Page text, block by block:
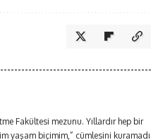
Fakültesi mezunu. Yıllardır hep bir
yaşam biçimim,” cümlesini kuramadı